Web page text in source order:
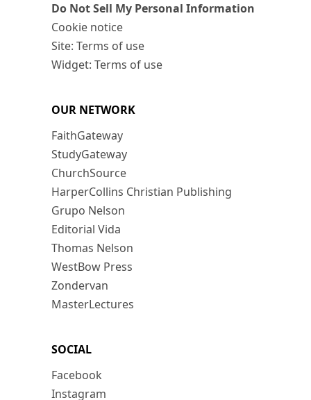
Do Not Sell My Personal Information
Cookie notice
Site: Terms of use
Widget: Terms of use
OUR NETWORK
FaithGateway
StudyGateway
ChurchSource
HarperCollins Christian Publishing
Grupo Nelson
Editorial Vida
Thomas Nelson
WestBow Press
Zondervan
MasterLectures
SOCIAL
Facebook
Instagram